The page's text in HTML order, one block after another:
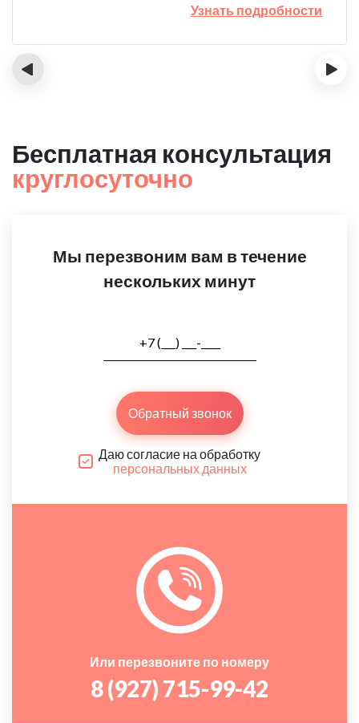
Узнать подробности
‹ ›
Бесплатная консультация
круглосуточно
Мы перезвоним вам в течение
нескольких минут
Обратный звонок
Даю согласие на обработку
персональных данных
Или перезвоните по номеру
8 (927) 715-99-42